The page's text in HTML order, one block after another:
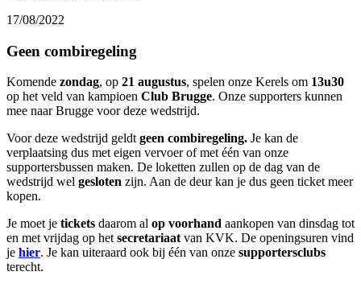
17/08/2022
Geen combiregeling
Komende zondag, op 21 augustus, spelen onze Kerels om 13u30
op het veld van kampioen Club Brugge. Onze supporters kunnen
mee naar Brugge voor deze wedstrijd.
Voor deze wedstrijd geldt geen combiregeling. Je kan de
verplaatsing dus met eigen vervoer of met één van onze
supportersbussen maken. De loketten zullen op de dag van de
wedstrijd wel gesloten zijn. Aan de deur kan je dus geen ticket meer
kopen.
Je moet je tickets daarom al op voorhand aankopen van dinsdag tot
en met vrijdag op het secretariaat van KVK. De openingsuren vind
je hier. Je kan uiteraard ook bij één van onze supportersclubs
terecht.